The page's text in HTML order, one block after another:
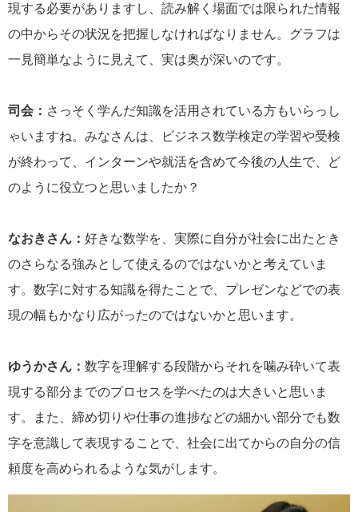
現する必要がありますし、読み解く場面では限られた情報
の中からその状況を把握しなければなりません。グラフは
一見簡単なように見えて、実は奥が深いのです。
司会： さっそく学んだ知識を活用されている方もいらっし
ゃいますね。みなさんは、ビジネス数学検定の学習や受検
が終わって、インターンや就活を含めて今後の人生で、ど
のように役立つと思いましたか？
なおきさん： 好きな数学を、実際に自分が社会に出たとき
のさらなる強みとして使えるのではないかと考えていま
す。数字に対する知識を得たことで、プレゼンなどでの表
現の幅もかなり広がったのではないかと思います。
ゆうかさん： 数字を理解する段階からそれを噛み砕いて表
現する部分までのプロセスを学べたのは大きいと思いま
す。また、締め切りや仕事の進捗などの細かい部分でも数
字を意識して表現することで、社会に出てからの自分の信
頼度を高められるような気がします。